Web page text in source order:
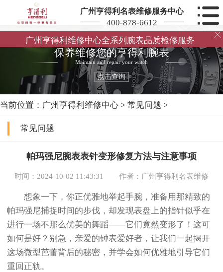
广州亨得利名表维修服务中心
400-878-6612
广州亨得利维修中心全系列腕表品质检修服务

保养维修您的亨得利腕表
Maintain and repair your watch
点击查询
当前位置： 广州亨得利维修中心 > 常见问题 >
常见问题
帕玛强尼腕表表针变形修复方法与注意事项
时间：2024-10-02 11:43:31 作者：广州亨得利名表维修
想象一下，你正优雅地举起手腕，准备用那精致的
帕玛强尼捕捉时间的步伐，却发现表盘上的指针似乎在
进行一场不那么优美的舞蹈——它们竟然变形了！这可
如何是好？别急，亲爱的钟表爱好者，让我们一起揭开
这场微型芭蕾背后的秘密，并学会如何优雅地引导它们
重回正轨。